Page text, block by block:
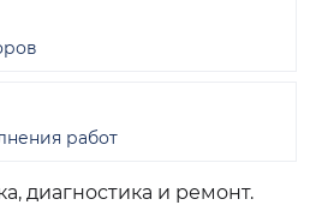
диагностика и ремонт.
работ